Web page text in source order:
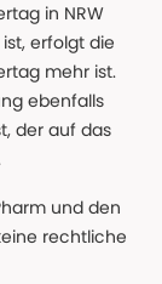
in NRW
erfolgt die
mehr ist.
ebenfalls
der auf das
und den
rechtliche